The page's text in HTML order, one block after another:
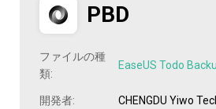
PBD
ファイルの種
類:
EaseUS Todo
開発者: CHENGDU Yiwo